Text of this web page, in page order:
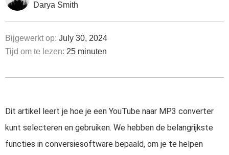
Darya Smith
Bijgewerkt op: July 30, 2024
Tijd om te lezen: 25 minuten
Dit artikel leert je hoe je een YouTube naar MP3 converter
kunt selecteren en gebruiken. We hebben de belangrijkste
functies in conversiesoftware bepaald, om je te helpen